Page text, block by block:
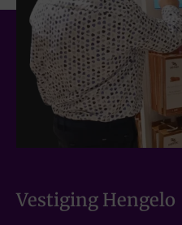
Vestiging Hengelo